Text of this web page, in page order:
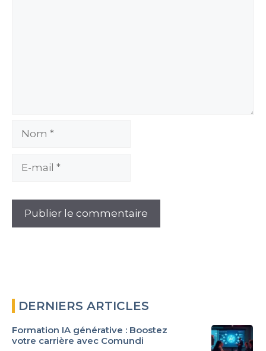
Nom
DERNIERS ARTICLES
Formation IA générative : Boostez
votre carrière avec Comundi